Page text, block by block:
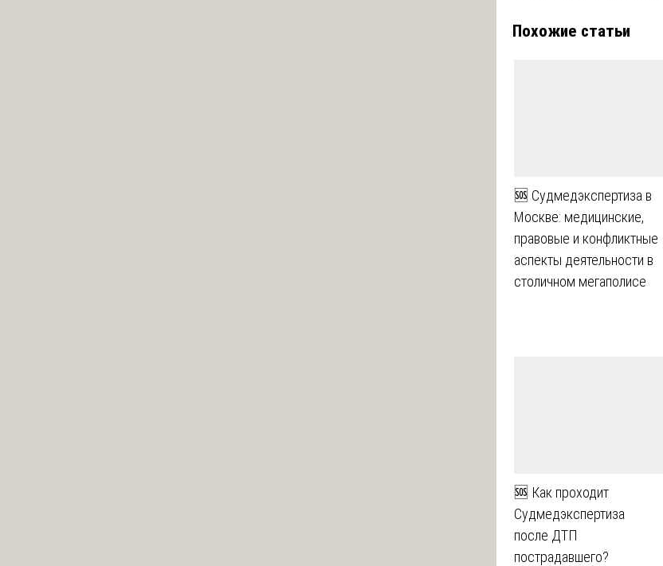
записям
Похожие статьи
🆘 Судмедэкспертиза в
Москве: медицинские,
правовые и конфликтные
аспекты деятельности в
столичном мегаполисе
🆘 Как проходит
Судмедэкспертиза
после ДТП
пострадавшего?